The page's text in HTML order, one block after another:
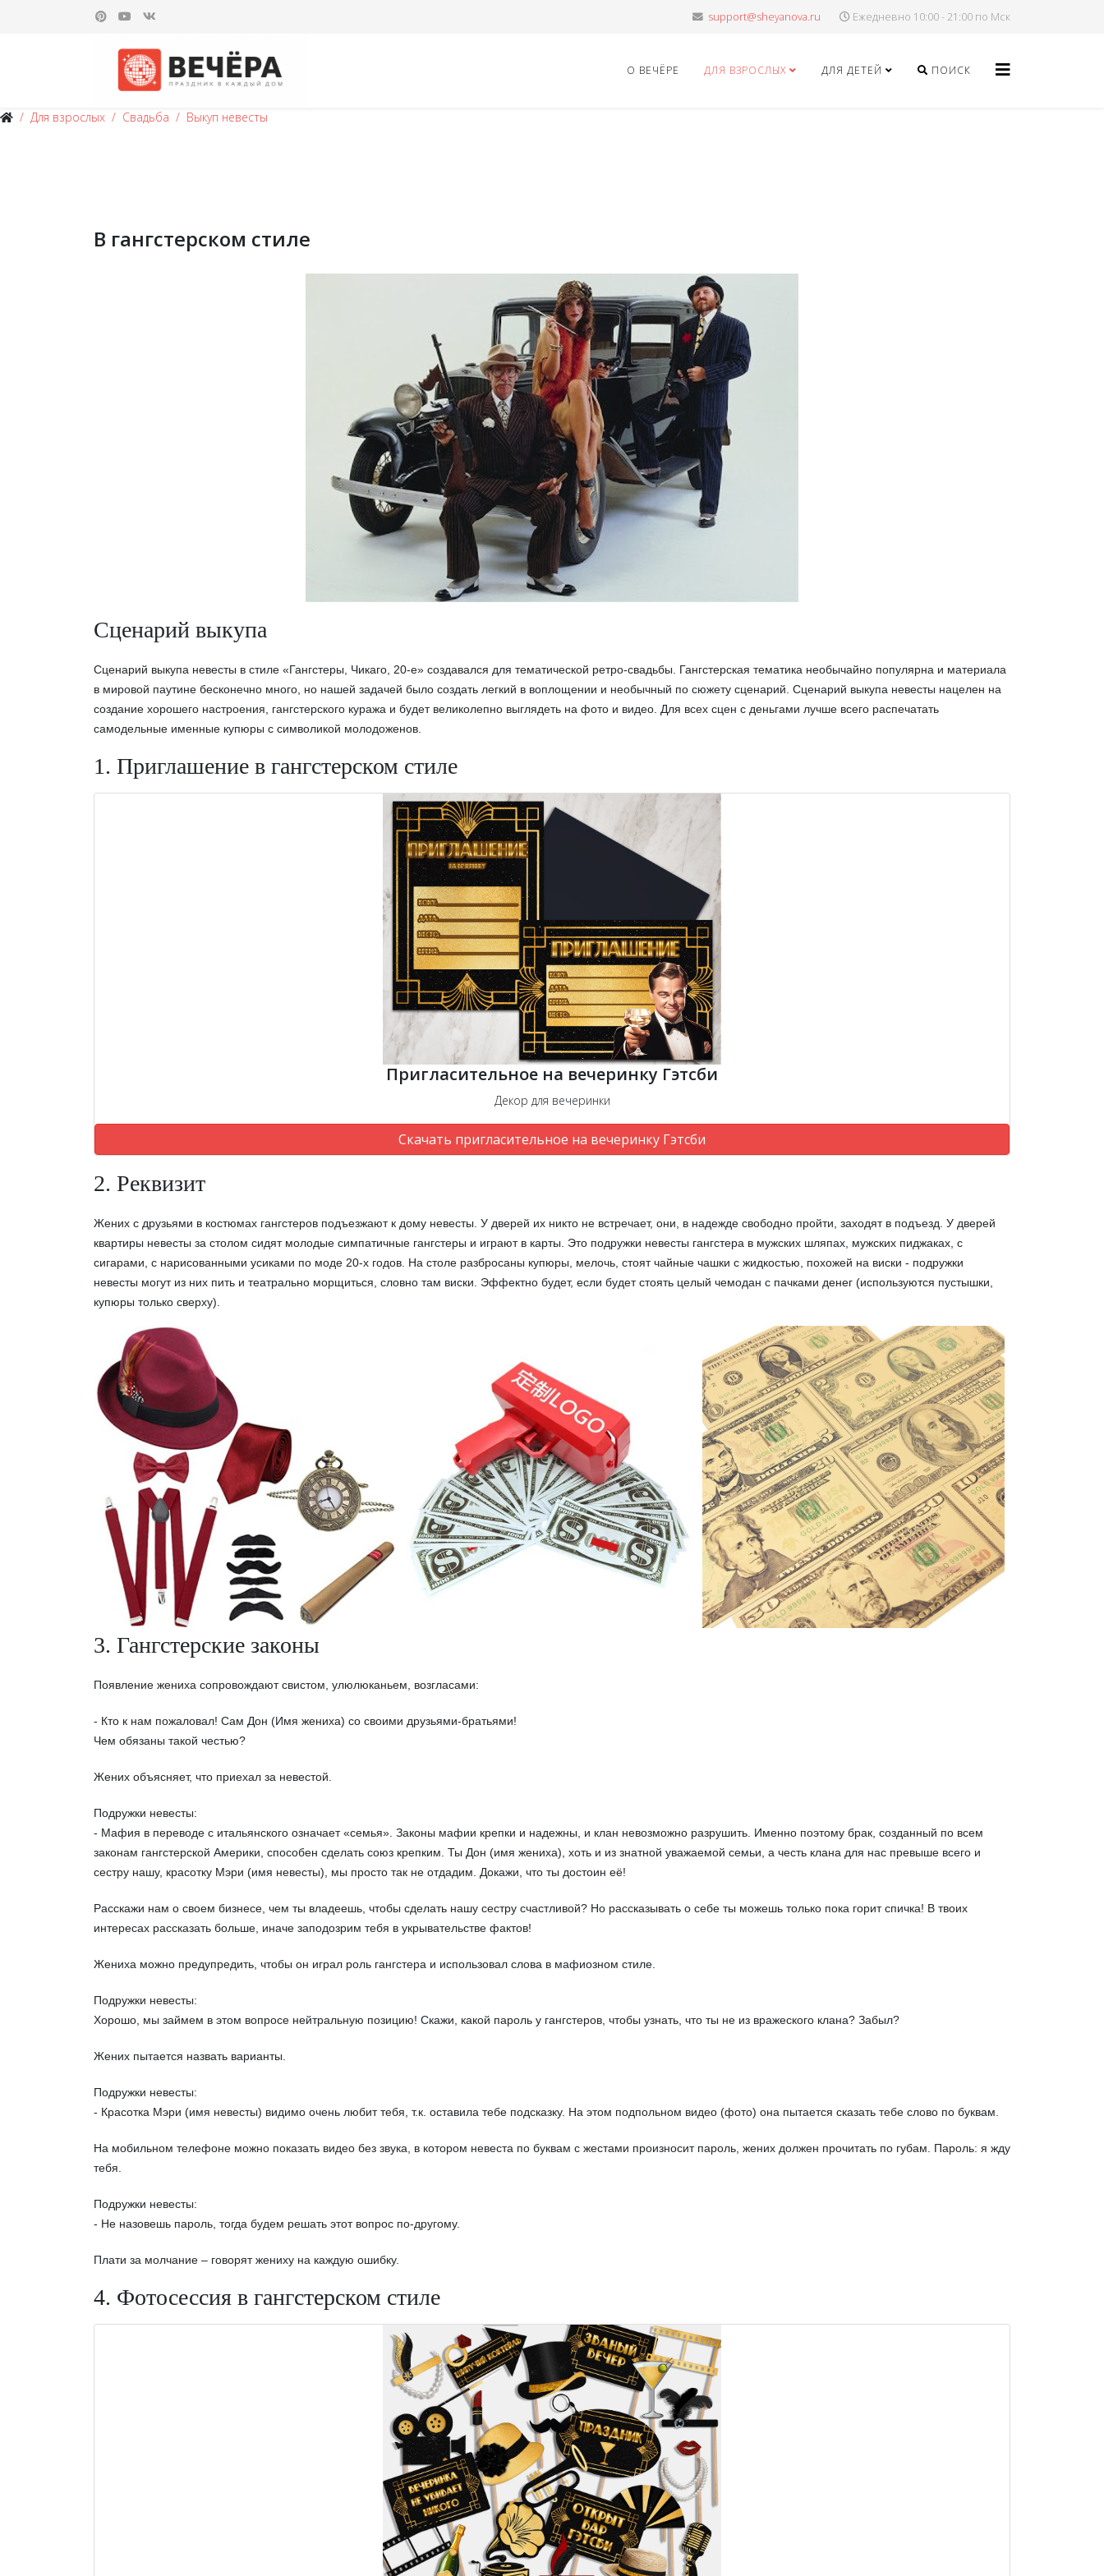
Ежедневно 10:00 - 21:00 по Мск
О ВЕЧЁРЕ ДЛЯ ВЗРОСЛЫХ ДЛЯ ДЕТЕЙ ПОИСК
Для взрослых Свадьба Выкуп невесты
В гангстерском стиле
Сценарий выкупа
Сценарий выкупа невесты в стиле «Гангстеры, Чикаго, 20-е» создавался для тематической ретро-свадьбы. Гангстерская тематика необычайно популярна и материала
в мировой паутине бесконечно много, но нашей задачей было создать легкий в воплощении и необычный по сюжету сценарий. Сценарий выкупа невесты нацелен на
создание хорошего настроения, гангстерского куража и будет великолепно выглядеть на фото и видео. Для всех сцен с деньгами лучше всего распечатать
самодельные именные купюры с символикой молодоженов.
1. Приглашение в гангстерском стиле
Пригласительное на вечеринку Гэтсби
Декор для вечеринки
Скачать пригласительное на вечеринку Гэтсби
2. Реквизит
Жених с друзьями в костюмах гангстеров подъезжают к дому невесты. У дверей их никто не встречает, они, в надежде свободно пройти, заходят в подъезд. У дверей
квартиры невесты за столом сидят молодые симпатичные гангстеры и играют в карты. Это подружки невесты гангстера в мужских шляпах, мужских пиджаках, с
сигарами, с нарисованными усиками по моде 20-х годов. На столе разбросаны купюры, мелочь, стоят чайные чашки с жидкостью, похожей на виски - подружки
невесты могут из них пить и театрально морщиться, словно там виски. Эффектно будет, если будет стоять целый чемодан с пачками денег (используются пустышки,
купюры только сверху).
3. Гангстерские законы
Появление жениха сопровождают свистом, улюлюканьем, возгласами:
- Кто к нам пожаловал! Сам Дон (Имя жениха) со своими друзьями-братьями!
Чем обязаны такой честью?
Жених объясняет, что приехал за невестой.
Подружки невесты:
- Мафия в переводе с итальянского означает «семья». Законы мафии крепки и надежны, и клан невозможно разрушить. Именно поэтому брак, созданный по всем
законам гангстерской Америки, способен сделать союз крепким. Ты Дон (имя жениха), хоть и из знатной уважаемой семьи, а честь клана для нас превыше всего и
сестру нашу, красотку Мэри (имя невесты), мы просто так не отдадим. Докажи, что ты достоин её!
Расскажи нам о своем бизнесе, чем ты владеешь, чтобы сделать нашу сестру счастливой? Но рассказывать о себе ты можешь только пока горит спичка! В твоих
интересах рассказать больше, иначе заподозрим тебя в укрывательстве фактов!
Жениха можно предупредить, чтобы он играл роль гангстера и использовал слова в мафиозном стиле.
Подружки невесты:
Хорошо, мы займем в этом вопросе нейтральную позицию! Скажи, какой пароль у гангстеров, чтобы узнать, что ты не из вражеского клана? Забыл?
Жених пытается назвать варианты.
Подружки невесты:
- Красотка Мэри (имя невесты) видимо очень любит тебя, т.к. оставила тебе подсказку. На этом подпольном видео (фото) она пытается сказать тебе слово по буквам.
На мобильном телефоне можно показать видео без звука, в котором невеста по буквам с жестами произносит пароль, жених должен прочитать по губам. Пароль: я жду
тебя.
Подружки невесты:
- Не назовешь пароль, тогда будем решать этот вопрос по-другому.
Плати за молчание – говорят жениху на каждую ошибку.
4. Фотосессия в гангстерском стиле